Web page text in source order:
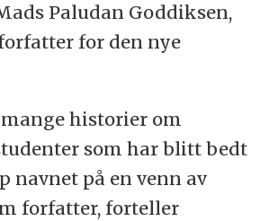
for – at arbeidet i studien
har gjort.
til alle kriteriene, kan man
Ellers skal man
Paludan Goddiksen,
for den nye
historier om
som har blitt bedt
navnet på en venn av
forfatter, forteller